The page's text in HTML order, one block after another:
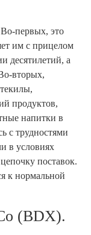
первых, это
им с прицелом
десятилетий, а
вторых,
продуктов,
напитки в
с трудностями
в условиях
поставок.
к нормальной
(BDX).